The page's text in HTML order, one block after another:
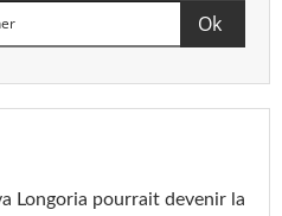
Longoria pourrait devenir la